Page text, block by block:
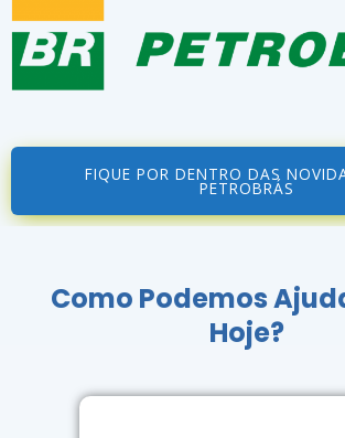
FIQUE POR DENTRO DAS
PETROBRÁS
Como Podemos
Hoje?